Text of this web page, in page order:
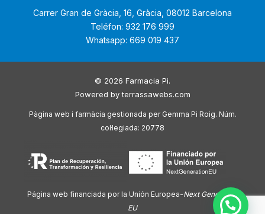
Carrer Gran de Gràcia, 16, Gràcia, 08012 Barcelona
Teléfon: 932 176 999
Whatsapp: 669 019 437
© 2026 Farmacia Pi.
Powered byterrassawebs.com
Pàgina web i farmàcia gestionada per Gemma Pi Roig. Núm.
col·legiada: 20778
Página web financiada por la Unión Europea-Next Generation
EU